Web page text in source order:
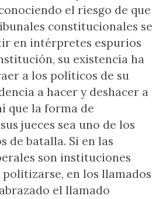
el riesgo de que
constitucionales se
en intérpretes espurios
su existencia ha
a los políticos de su
a hacer y deshacer a
que la forma de
jueces sea uno de los
de batalla. Si en las
son instituciones
politizarse, en los llamados
el llamado